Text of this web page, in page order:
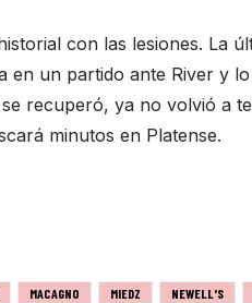
con las lesiones. La
en un partido ante River y
recuperó, ya no volvió a
minutos en Platense.
MACAGNO MIEDZ NEWELL'S